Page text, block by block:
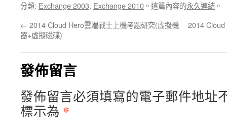
分類: Exchange 2003, Exchange 2010 。這篇內容的永久連結 。
← 2014 Cloud Hero雲端戰士上機考題研究(虛擬機
器+虛擬磁碟)
2014
發佈留言
發佈留言必須填寫的電子郵件地址
標示為 *